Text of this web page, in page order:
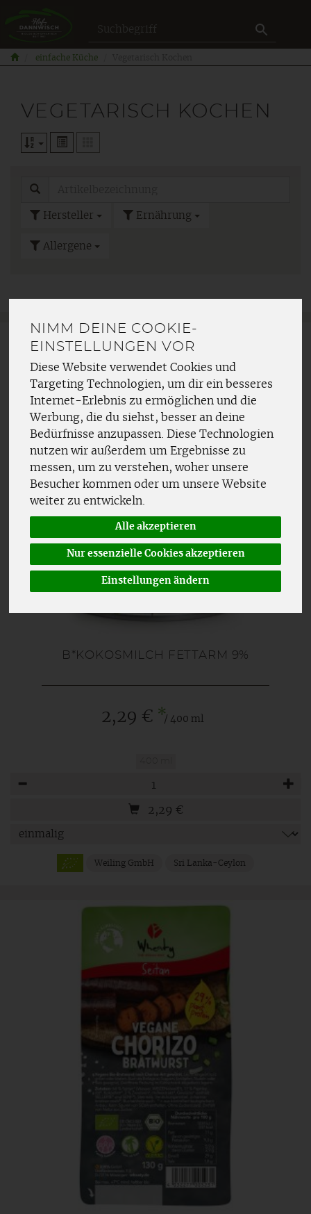
NIMM DEINE COOKIE-
EINSTELLUNGEN VOR
Diese Website verwendet Cookies und
Targeting Technologien, um dir ein besseres
Internet-Erlebnis zu ermöglichen und die
Werbung, die du siehst, besser an deine
Bedürfnisse anzupassen. Diese Technologien
nutzen wir außerdem um Ergebnisse zu
messen, um zu verstehen, woher unsere
Besucher kommen oder um unsere Website
weiter zu entwickeln.
Alle akzeptieren
Nur essenzielle Cookies akzeptieren
Einstellungen ändern
einfache Küche
VEGETARISCH KOCHEN
Hersteller Ernährung
Allergene
B*KOKOSMILCH FETTARM 9%
2,29 € */ 400 ml
2,29 €
Weiling GmbH Sri Lanka-Ceylon